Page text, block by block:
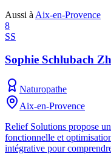
Aussi à Aix-en-Provence
8
SS
Sophie Schlubach
Naturopathe
Aix-en-Provence
Relief Solutions propose
fonctionnelle et
intégrative pour